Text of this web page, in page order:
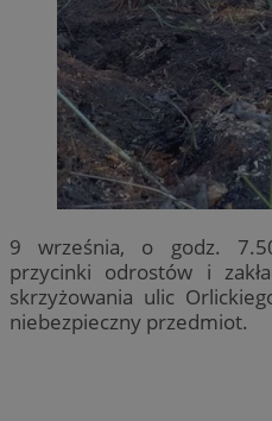
9 września, o godz.
przycinki odrostów i
skrzyżowania ulic
niebezpieczny przedmiot.